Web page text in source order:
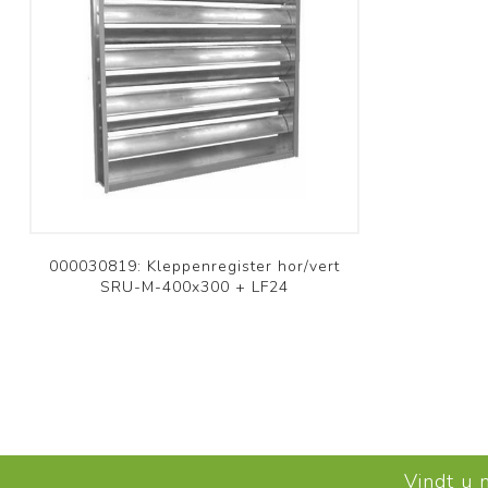
000030819: Kleppenregister hor/vert
SRU-M-400x300 + LF24
Vindt u